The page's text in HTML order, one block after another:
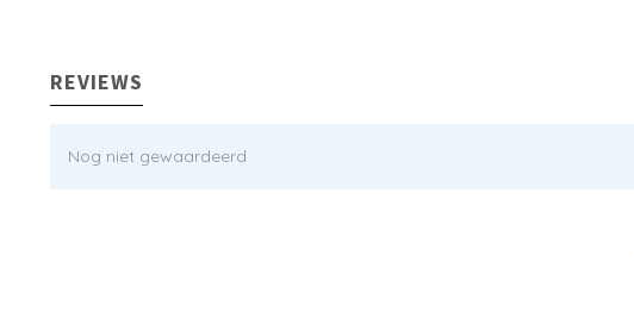
REVIEWS
Nog niet gewaardeerd